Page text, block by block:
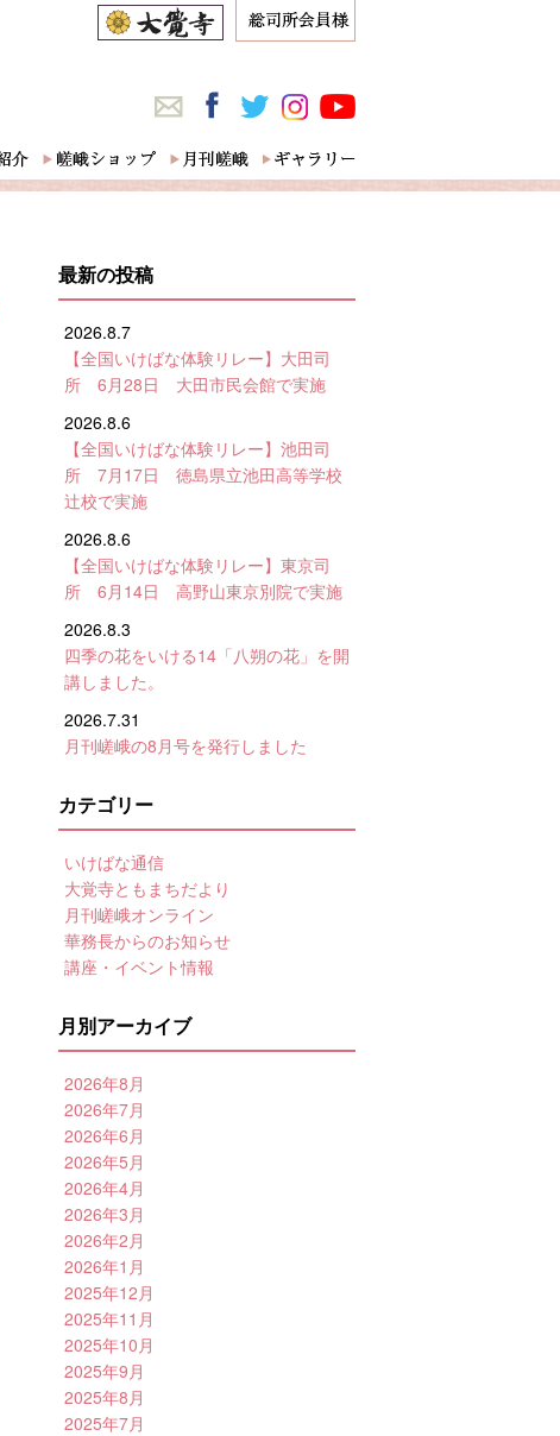
最新の投稿
2026.8.7
【全国いけばな体験リレー】大田司
所 6月28日 大田市民会館で実施
2026.8.6
【全国いけばな体験リレー】池田司
所 7月17日 徳島県立池田高等学校
辻校で実施
2026.8.6
【全国いけばな体験リレー】東京司
所 6月14日 高野山東京別院で実施
2026.8.3
四季の花をいける14「八朔の花」を開
講しました。
2026.7.31
月刊嵯峨の8月号を発行しました
カテゴリー
いけばな通信
大覚寺ともまちだより
月刊嵯峨オンライン
華務長からのお知らせ
講座・イベント情報
月別アーカイブ
2026年8月
2026年7月
2026年6月
2026年5月
2026年4月
2026年3月
2026年2月
2026年1月
2025年12月
2025年11月
2025年10月
2025年9月
2025年8月
2025年7月